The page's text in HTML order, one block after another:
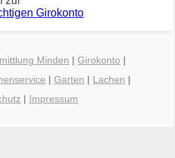
Girokonto
Minden | Girokonto |
| Garten | Lachen |
| Impressum